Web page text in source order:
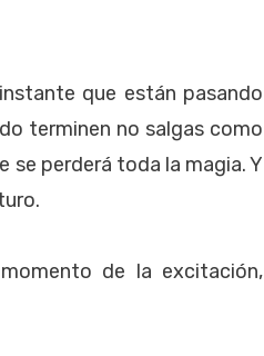
que están pasando
terminen no salgas como
se perderá toda la magia. Y
de la excitación,